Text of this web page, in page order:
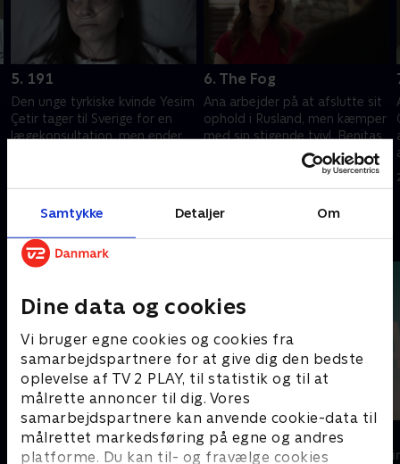
Samtykke Detaljer Om
Dine data og cookies
Vi bruger egne cookies og cookies fra
samarbejdspartnere for at give dig den bedste
oplevelse af TV 2 PLAY, til statistik og til at
målrette annoncer til dig. Vores
samarbejdspartnere kan anvende cookie-data til
målrettet markedsføring på egne og andres
platforme. Du kan til- og fravælge cookies
5. 191
Den unge tyrkiske kvinde Yesim
Çetir tager til Sverige for en
lægekonsultation, men ender
6. The Fog
Ana arbejder på at afslutte sit
ophold i Rusland, men kæmper
med sin stigende tvivl. Benitas
søgen efter svar fører hende
om på den anden side af
jorden.
Andre så også
Top Dog
Krimi & Spænding • 1 sæsoner
The Au Pair
Krimi &